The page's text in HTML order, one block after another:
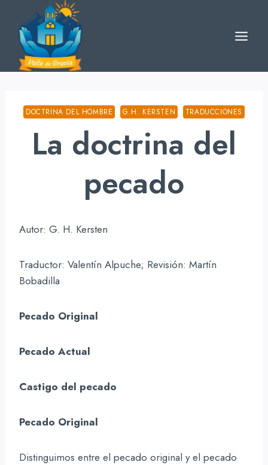
content
DOCTRINA DEL HOMBRE G.H. KERSTEN TRADUCCIONES
La doctrina del
pecado
Autor: G. H. Kersten
Traductor: Valentín Alpuche; Revisión: Martín
Bobadilla
Pecado Original
Pecado Actual
Castigo del pecado
Pecado Original
Distinguimos entre el pecado original y el pecado